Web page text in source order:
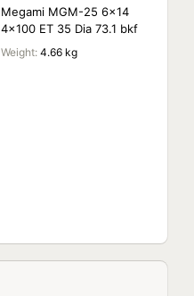
Megami MGM-25 6x14
4x100 ET 35 Dia 73.1 bkf
Weight: 4.66 kg